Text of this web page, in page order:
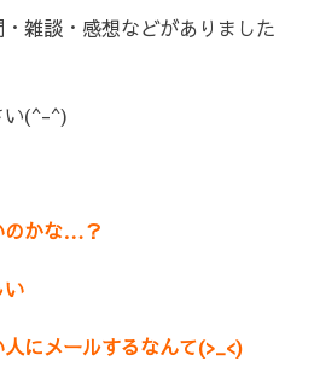
雑談・感想などがありました
い(^-^)
のかな…？
い
にメールするなんて(>_<)